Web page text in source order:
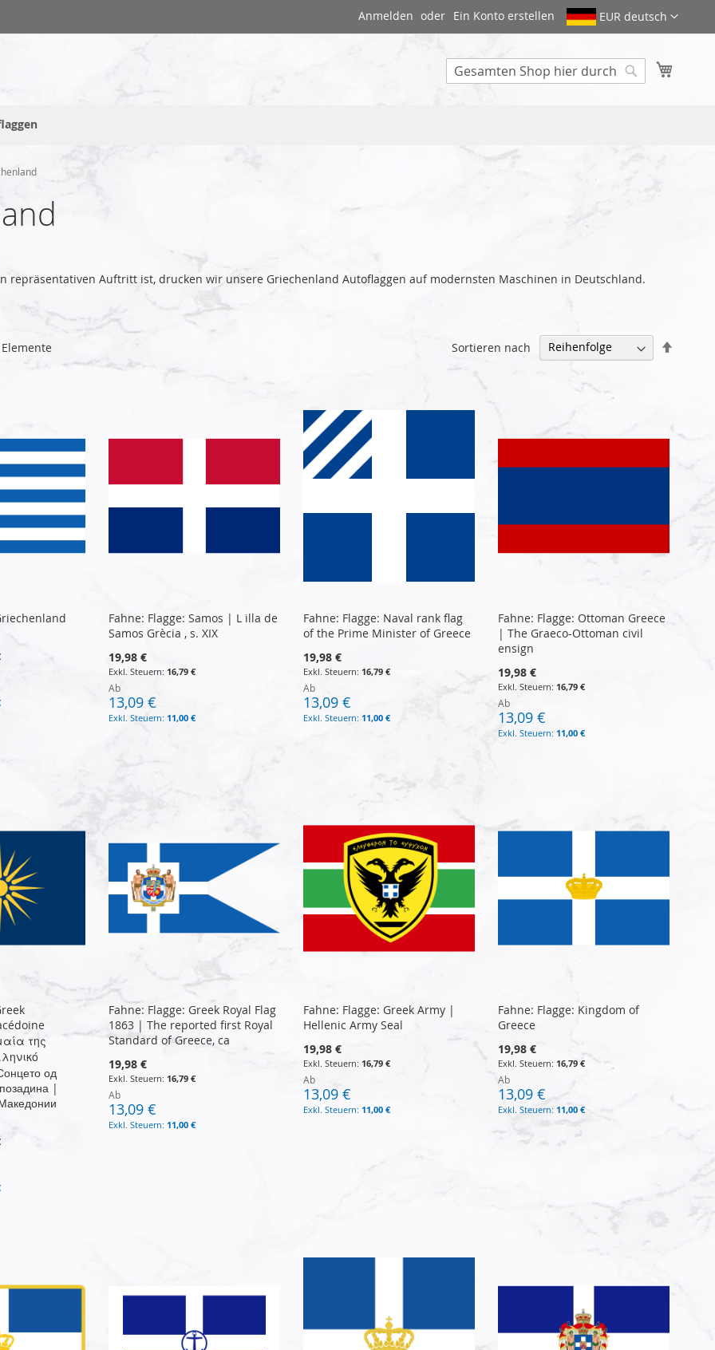
EUR deutsch
Anmelden Ein Konto erstellen
repräsentativen Auftritt ist, drucken wir unsere Griechenland Autoflaggen auf modernsten Maschinen in Deutschland.
Elemente Sortieren nach
Fahne: Flagge: Samos | L illa de
Samos Grècia , s. XIX
19,98 €
16,79 €
Ab
13,09 €
11,00 €
Fahne: Flagge: Naval rank flag
of the Prime Minister of Greece
19,98 €
16,79 €
Ab
13,09 €
11,00 €
Fahne: Flagge: Ottoman Greece
| The Graeco-Ottoman civil
ensign
19,98 €
16,79 €
Ab
13,09 €
11,00 €
της
од
|
Fahne: Flagge: Greek Royal Flag
1863 | The reported first Royal
Standard of Greece, ca
19,98 €
16,79 €
Ab
13,09 €
11,00 €
Fahne: Flagge: Greek Army |
Hellenic Army Seal
19,98 €
16,79 €
Ab
13,09 €
11,00 €
Fahne: Flagge: Kingdom of
Greece
19,98 €
16,79 €
Ab
13,09 €
11,00 €